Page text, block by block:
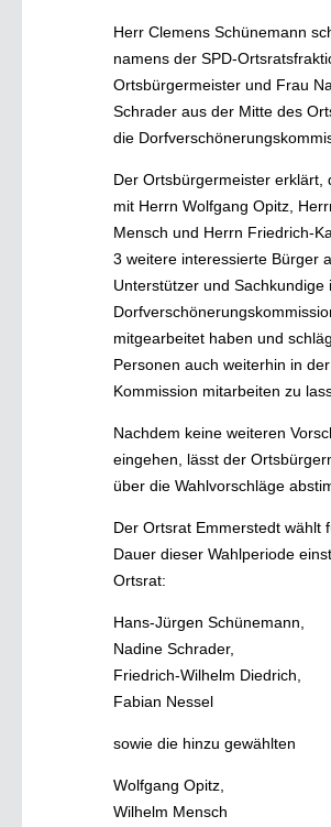
Herr Clemens Schünemann
namens der SPD-
Ortsbürgermeister und Frau
Schrader aus der Mitte des
die
Der Ortsbürgermeister erklärt,
mit Herrn Wolfgang Opitz,
Mensch und Herrn Friedrich-
3 weitere interessierte Bürger
Unterstützer und Sachkundige
mitgearbeitet haben und
Personen auch weiterhin in der
Kommission mitarbeiten zu
Nachdem keine weiteren
eingehen, lässt der
über die Wahlvorschläge
Der Ortsrat Emmerstedt wählt
Dauer dieser Wahlperiode
Ortsrat:
Hans-Jürgen Schünemann,
Nadine Schrader,
Friedrich-Wilhelm Diedrich,
Fabian Nessel
sowie die hinzu gewählten
Wolfgang Opitz,
Wilhelm Mensch